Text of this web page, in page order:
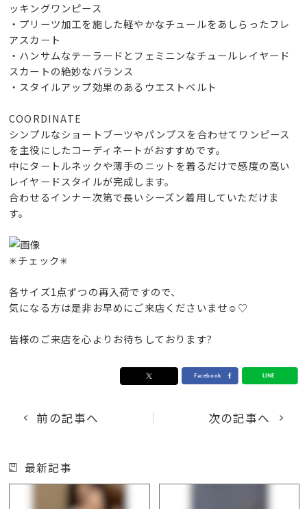
ッキングワンピース
・プリーツ加工を施した軽やかなチュールをあしらったフレ
アスカート
・ハンサムなテーラードとフェミニンなチュールレイヤード
スカートの絶妙なバランス
・スタイルアップ効果のあるウエストベルト
COORDINATE
シンプルなショートブーツやパンプスを合わせてワンピース
を主役にしたコーディネートがおすすめです。
中にタートルネックや薄手のニットを着るだけで感度の高い
レイヤードスタイルが完成します。
合わせるインナー次第で長いシーズン着用していただけま
す。
✳︎チェック✳︎
各サイズ1点ずつの再入荷ですので、
気になる方は是非お早めにご来店くださいませ☺️♡
皆様のご来店を心よりお待ちしております?
前の記事へ 次の記事へ
最新記事